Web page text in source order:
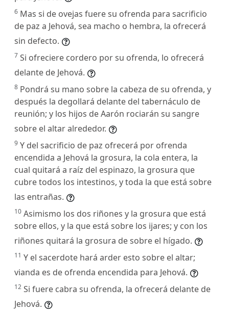
6 Mas si de ovejas fuere su ofrenda para sacrificio
de paz a Jehová, sea macho o hembra, la ofrecerá
sin defecto.
7 Si ofreciere cordero por su ofrenda, lo ofrecerá
delante de Jehová.
8 Pondrá su mano sobre la cabeza de su ofrenda, y
después la degollará delante del tabernáculo de
reunión; y los hijos de Aarón rociarán su sangre
sobre el altar alrededor.
9 Y del sacrificio de paz ofrecerá por ofrenda
encendida a Jehová la grosura, la cola entera, la
cual quitará a raíz del espinazo, la grosura que
cubre todos los intestinos, y toda la que está sobre
las entrañas.
10 Asimismo los dos riñones y la grosura que está
sobre ellos, y la que está sobre los ijares; y con los
riñones quitará la grosura de sobre el hígado.
11 Y el sacerdote hará arder esto sobre el altar;
vianda es de ofrenda encendida para Jehová.
12 Si fuere cabra su ofrenda, la ofrecerá delante de
Jehová.